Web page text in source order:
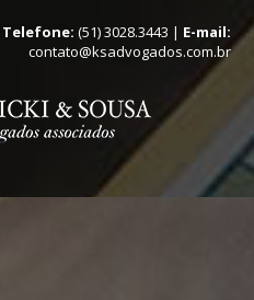
Telefone: (51) 3028.3443 | E-mail:
contato@ksadvogados.com.br